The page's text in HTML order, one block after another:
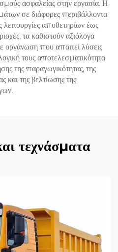
ασφαλείας στην εργασία. Η
σε διάφορες περιβάλλοντα
αποθετηρίων έως
τα καθιστούν αξιόλογα
οργάνωση που απαιτεί λύσεις
τους αποτελεσματικότητα
της παραγωγικότητας, της
και της βελτίωσης της
τεχνάσματα